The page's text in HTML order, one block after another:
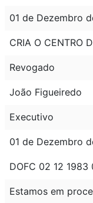
01 de Dezembro
CRIA O CENTRO
Revogado
João Figueiredo
Executivo
01 de Dezembro
DOFC 02 12 1983
Estamos em